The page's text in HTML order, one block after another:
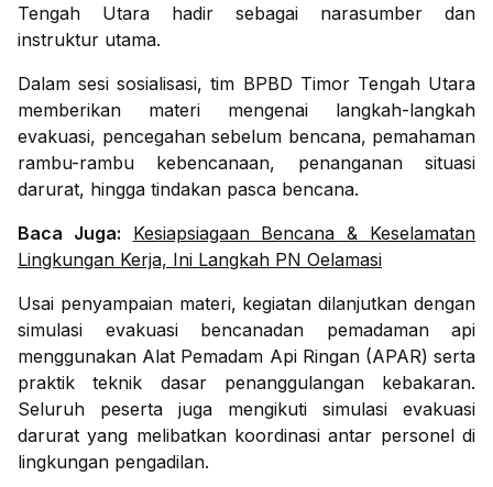
Tengah Utara hadir sebagai narasumber dan
instruktur utama.
Dalam sesi sosialisasi, tim BPBD Timor Tengah Utara
memberikan materi mengenai langkah-langkah
evakuasi, pencegahan sebelum bencana, pemahaman
rambu-rambu kebencanaan, penanganan situasi
darurat, hingga tindakan pasca bencana.
Baca Juga:
Kesiapsiagaan Bencana & Keselamatan
Lingkungan Kerja, Ini Langkah PN Oelamasi
Usai penyampaian materi, kegiatan dilanjutkan dengan
simulasi evakuasi bencanadan pemadaman api
menggunakan Alat Pemadam Api Ringan (APAR) serta
praktik teknik dasar penanggulangan kebakaran.
Seluruh peserta juga mengikuti simulasi evakuasi
darurat yang melibatkan koordinasi antar personel di
lingkungan pengadilan.